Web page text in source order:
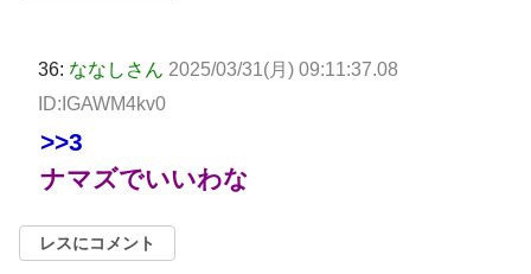
36: ななしさん 2025/03/31(月) 09:11:37.08
ID:IGAWM4kv0
>>3
ナマズでいいわな
レスにコメント